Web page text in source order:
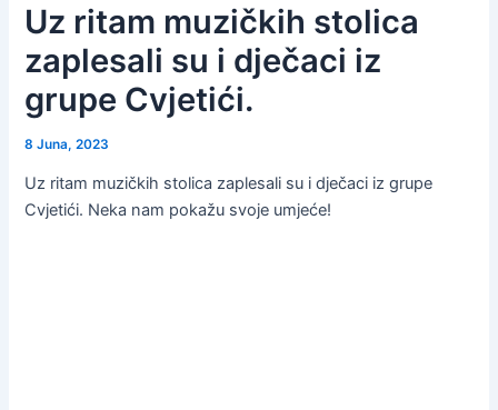
Uz ritam muzičkih stolica
zaplesali su i dječaci iz
grupe Cvjetići.
8 Juna, 2023
Uz ritam muzičkih stolica zaplesali su i dječaci iz grupe
Cvjetići. Neka nam pokažu svoje umjeće!